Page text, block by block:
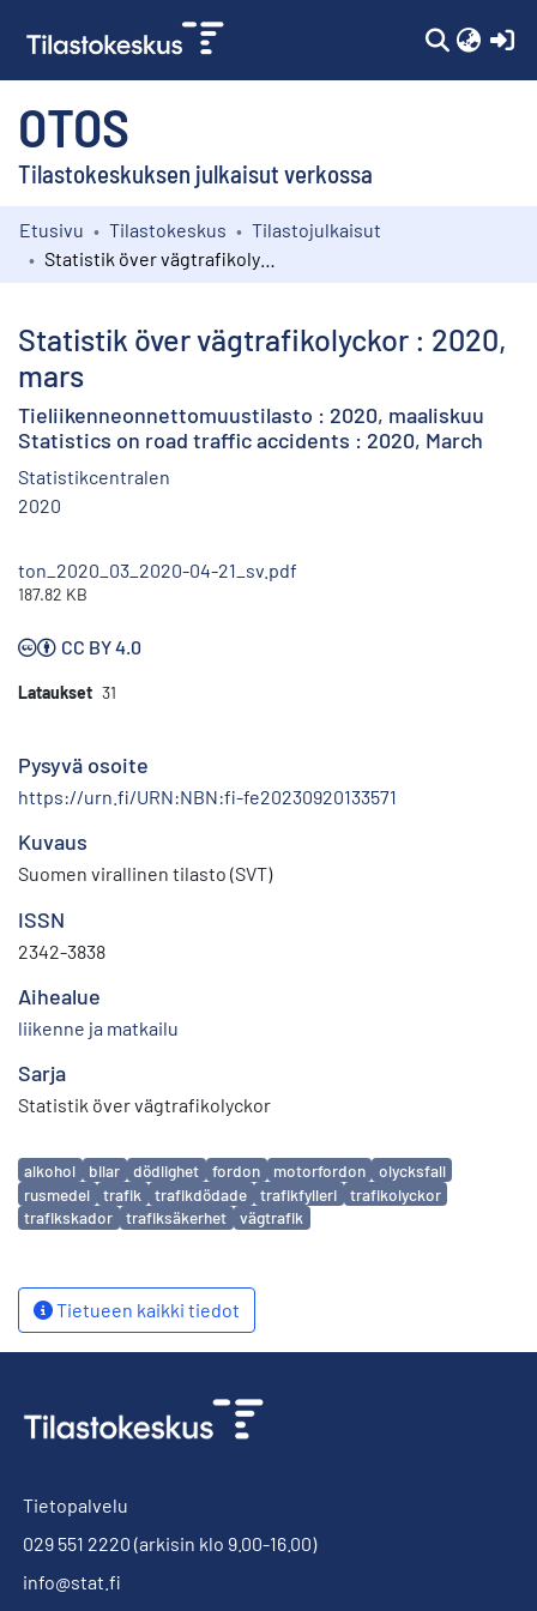
OTOS
Tilastokeskuksen julkaisut verkossa
Kokoelmat
Etusivu Tilastokeskus
Tilastojulkaisut
Statistik över vägtrafikolyckor : 2020,
mars
Tieliikenneonnettomuustilasto : 2020, maaliskuu
Statistics on road traffic accidents : 2020, March
Statistikcentralen
2020
ton_2020_03_2020-04-21_sv.pdf
187.82 KB
CC BY 4.0
Lataukset 31
Pysyvä osoite
https://urn.fi/URN:NBN:fi-fe20230920133571
Kuvaus
Suomen virallinen tilasto (SVT)
ISSN
2342-3838
Aihealue
liikenne ja matkailu
Sarja
Statistik över vägtrafikolyckor
Avainsanat
alkohol bilar dödlighet fordon motorfordon
olycksfall
rusmedel
trafik trafikdödade trafikfylleri
trafikolyckor
trafikskador
trafiksäkerhet vägtrafik
Tietueen kaikki tiedot
Tietopalvelu
029 551 2220 (arkisin klo 9.00-16.00)
info@stat.fi